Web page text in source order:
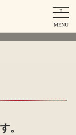
F
MENU
。